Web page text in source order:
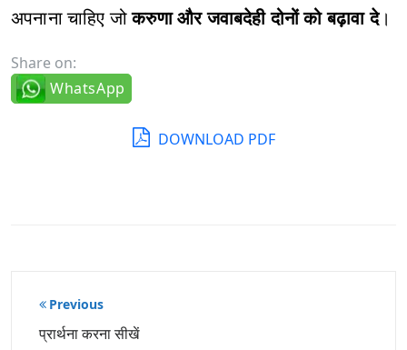
अपनाना चाहिए जोकरुणा और जवाबदेही दोनों को बढ़ावा दे।
Share on:
WhatsApp
DOWNLOAD PDF
पोस्ट
नेविगेशन
Previous
प्रार्थना करना सीखें